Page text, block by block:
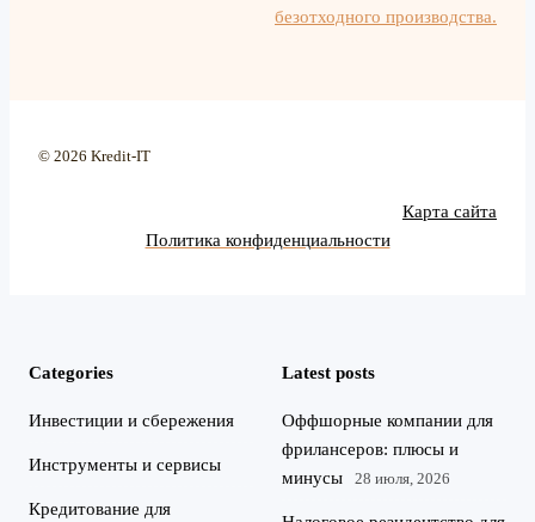
безотходного производства.
© 2026 Kredit-IT
Карта сайта
Политика конфиденциальности
Categories
Инвестиции и сбережения
Инструменты и сервисы
Кредитование для
Latest posts
Оффшорные компании для
фрилансеров: плюсы и
минусы
28 июля, 2026